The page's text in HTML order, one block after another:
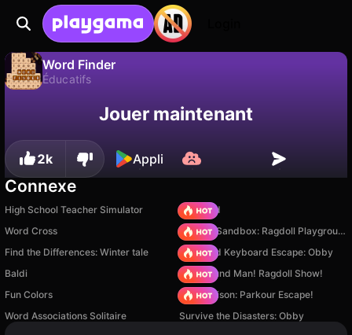
Word Finder
Éducatifs
progression !
Non Enregistrer
Jouer maintenant
2k Appli
Connexe
High School Teacher Simulator
TB World
Word Cross
Sprunki Sandbox: Ragdoll Playground Mode
Find the Differences: Winter tale
+1 Speed Keyboard Escape: Obby
Baldi
Playground Man! Ragdoll Show!
Fun Colors
Barry Prison: Parkour Escape!
Word Associations Solitaire
Survive the Disasters: Obby